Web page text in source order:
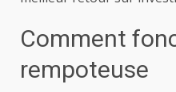
Comment
rempoteuse